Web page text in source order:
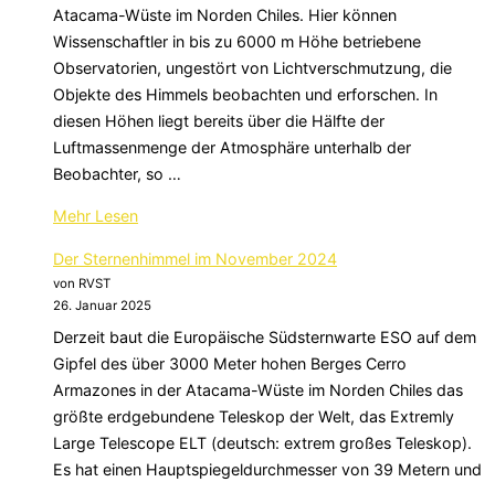
Atacama-Wüste im Norden Chiles. Hier können
Wissenschaftler in bis zu 6000 m Höhe betriebene
Observatorien, ungestört von Lichtverschmutzung, die
Objekte des Himmels beobachten und erforschen. In
diesen Höhen liegt bereits über die Hälfte der
Luftmassenmenge der Atmosphäre unterhalb der
Beobachter, so …
Mehr über
Sternenhimmel
im
2024“
Lesen
Der Sternenhimmel im November 2024
von RVST
26. Januar 2025
Derzeit baut die Europäische Südsternwarte ESO auf dem
Gipfel des über 3000 Meter hohen Berges Cerro
Armazones in der Atacama-Wüste im Norden Chiles das
größte erdgebundene Teleskop der Welt, das Extremly
Large Telescope ELT (deutsch: extrem großes Teleskop).
Es hat einen Hauptspiegeldurchmesser von 39 Metern und